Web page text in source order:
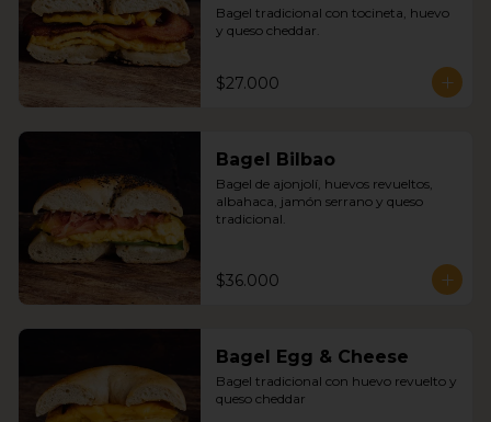
Bagel tradicional con tocineta, huevo
y queso cheddar.
$27.000
Bagel Bilbao
Bagel de ajonjolí, huevos revueltos,
albahaca, jamón serrano y queso
tradicional.
$36.000
Bagel Egg & Cheese
Bagel tradicional con huevo revuelto y
queso cheddar